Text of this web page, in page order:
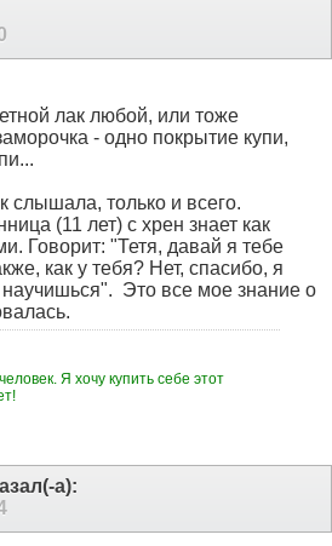
лак любой, или тоже
- одно покрытие купи,
слышала, только и всего.
(11 лет) с хрен знает как
Говорит: "Тетя, давай я тебе
как у тебя? Нет, спасибо, я
Это все мое знание о
Я хочу купить себе этот
а):